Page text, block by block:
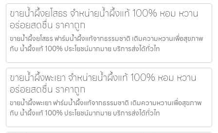
ขายน้ำผึ้งยโสธร จำหน่ายน้ำผึ้งแท้ 100% หอม หวาน
อร่อยสดชื่น ราคาถูก
ขายน้ำผึ้งยโสธร ฟาร์มน้ำผึ้งแท้จากธรรมชาติ เติมความหวานเพื่อสุขภาพ
กับ น้ำผึ้งแท้ 100% ประโยชน์มากมาย บริการส่งได้ทั่วไท
ขายน้ำผึ้งพะเยา จำหน่ายน้ำผึ้งแท้ 100% หอม หวาน
อร่อยสดชื่น ราคาถูก
ขายน้ำผึ้งพะเยา ฟาร์มน้ำผึ้งแท้จากธรรมชาติ เติมความหวานเพื่อสุขภาพ
กับ น้ำผึ้งแท้ 100% ประโยชน์มากมาย บริการส่งได้ทั่วไท